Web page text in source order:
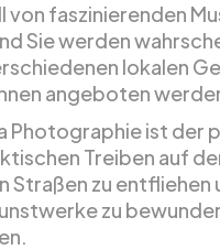
von faszinierenden
Sie werden
lokalen
angeboten
Photographie ist der
Treiben auf
Straßen zu entfliehen
zu